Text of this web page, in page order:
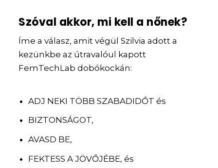
Szóval akkor, mi kell a nőnek?
Íme a válasz, amit végül Szilvia adott a
kezünkbe az útravalóul kapott
FemTechLab dobókockán:
ADJ NEKI TÖBB SZABADIDŐT és
BIZTONSÁGOT,
AVASD BE,
FEKTESS A JÖVŐJÉBE, és